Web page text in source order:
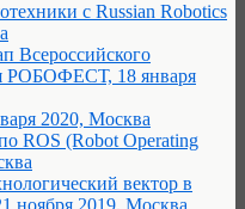
с Russian Robotics
Всероссийского
РОБОФЕСТ, 18 января
2020, Москва
ROS (Robot Operating
вектор в